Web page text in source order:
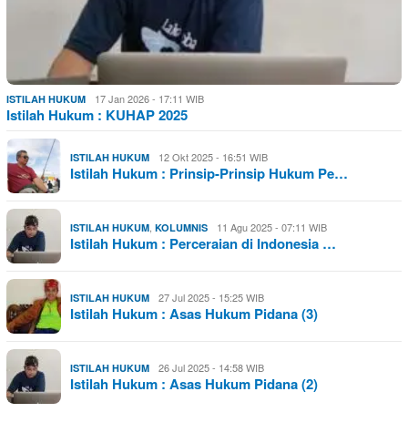
ISTILAH HUKUM 17 Jan 2026 - 17:11 WIB
Istilah Hukum : KUHAP 2025
ISTILAH HUKUM 12 Okt 2025 - 16:51 WIB
Istilah Hukum : Prinsip-Prinsip Hukum Pe…
ISTILAH HUKUM KOLUMNIS 11 Agu 2025 - 07:11 WIB
Istilah Hukum : Perceraian di Indonesia …
ISTILAH HUKUM 27 Jul 2025 - 15:25 WIB
Istilah Hukum : Asas Hukum Pidana (3)
ISTILAH HUKUM 26 Jul 2025 - 14:58 WIB
Istilah Hukum : Asas Hukum Pidana (2)